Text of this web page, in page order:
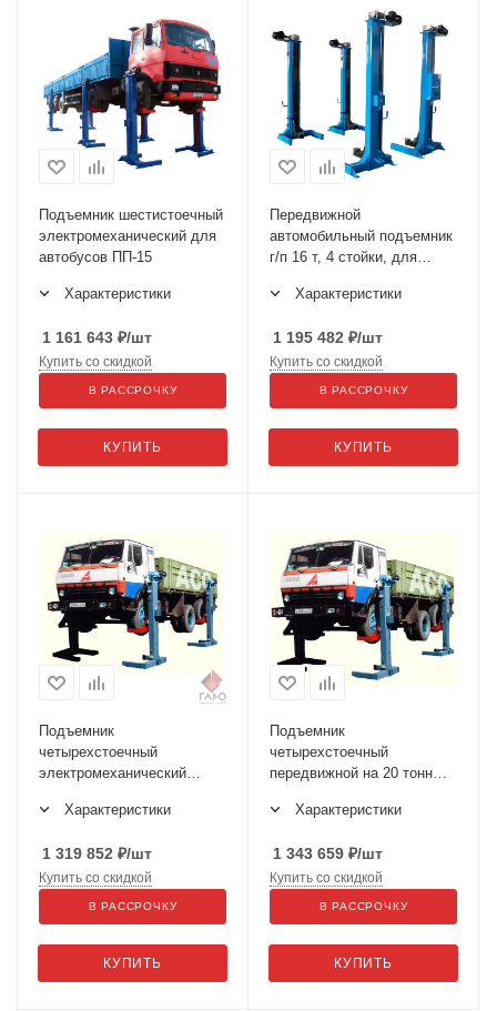
Подъемник шестистоечный
электромеханический для
автобусов ПП-15
Характеристики
1 161 643 ₽/шт
КУПИТЬ
Купить со скидкой
В РАССРОЧКУ
Передвижной
автомобильный подъемник
г/п 16 т, 4 стойки, для
поддомкратные площадки
Характеристики
1 195 482 ₽/шт
КУПИТЬ
Купить со скидкой
В РАССРОЧКУ
Подъемник
четырехстоечный
электромеханический
Характеристики
1 319 852 ₽/шт
КУПИТЬ
Купить со скидкой
В РАССРОЧКУ
Подъемник
четырехстоечный
передвижной на 20 тонн
Характеристики
1 343 659 ₽/шт
КУПИТЬ
Купить со скидкой
В РАССРОЧКУ